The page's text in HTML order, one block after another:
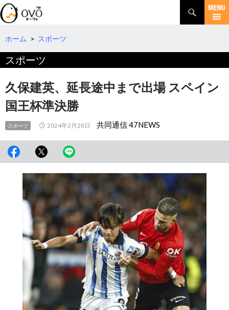
検
索
コ
テ
へ
動
ホーム > スポーツ
スポーツ
久保建英、延長途中まで出場 スペイン
国王杯準決勝
スポーツ 2024年2月28日 共同通信 47NEWS